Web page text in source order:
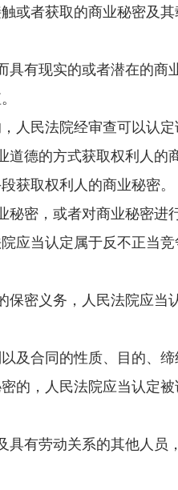
者获取的商业秘密及其
现实的或者潜在的商
民法院经审查可以认定
的方式获取权利人的
获取权利人的商业秘密。
密，或者对商业秘密进
应当认定属于反不正当
密义务，人民法院应当
合同的性质、目的、缔
的，人民法院应当认定
有劳动关系的其他人员